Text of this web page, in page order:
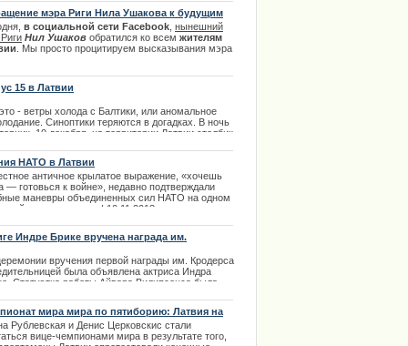
мэра Риги Нила Ушакова к будущим
в социальной сети Facebook нынешний
Нил Ушаков обратился ко всем жителям
. Мы просто процитируем высказывания мэра
15 в Латвии
- ветры холода с Балтики, или аномальное
Синоптики теряются в догадках. В ночь
10 декабря, на территории Латвии столбик
Латвийский центр окружающей среды,
и метеорологии.
НАТО в Латвии
античное крылатое выражение, «хочешь
— готовься к войне», недавно подтверждали
маневры объединенных сил НАТО на одном
полигонов. | 10.11.2013
Индре Брике вручена награда им.
вручения первой награды им. Кродерса
была объявлена актриса Индра
Статуэтка работы Айвара Вилипсонса была
деятеле Латвии Ольгерте Кродерсе.
Брике играла в его постановках более двадцати
мира мира по пятиборию: Латвия на
месте
Рублевская и Денис Церковскис стали
вице-чемпионами мира в результате того,